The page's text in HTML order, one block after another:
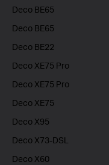
Deco BE65
Deco BE65
Deco BE22
Deco XE75 Pro
Deco XE75 Pro
Deco XE75
Deco X95
Deco X73-DSL
Deco X60